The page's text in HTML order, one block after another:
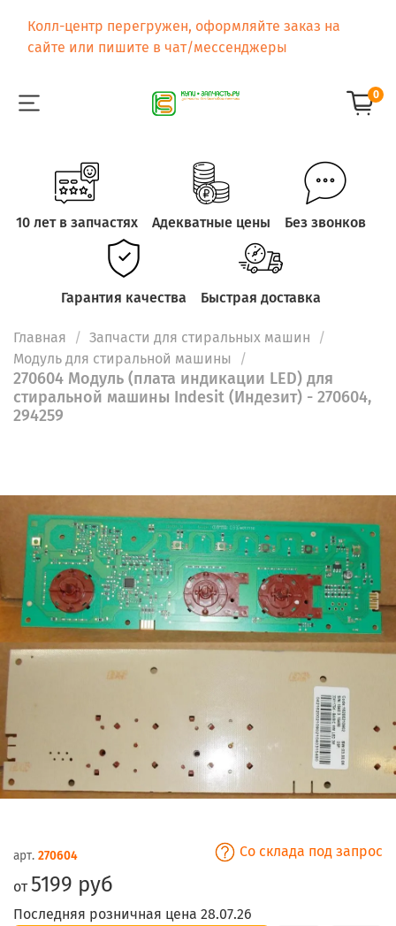
Колл-центр перегружен, оформляйте заказ на
сайте или пишите в чат/мессенджеры
0
10 лет в запчастях Адекватные цены Без звонков
Гарантия качества Быстрая доставка
Главная
Запчасти для стиральных машин
Модуль для стиральной машины
270604 Модуль (плата индикации LED) для
стиральной машины Indesit (Индезит) - 270604,
294259
арт. 270604 Со склада под запрос
от 5199 руб
Последняя розничная цена 28.07.26